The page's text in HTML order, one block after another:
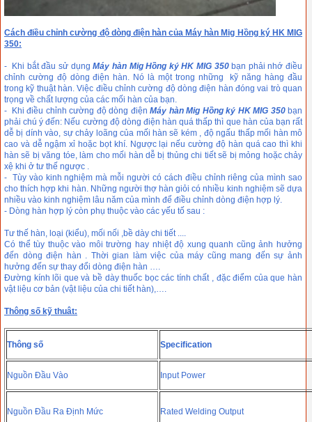
Cách điều chỉnh cường độ dòng điện hàn của Máy hàn Mig Hồng ký HK MIG
350:
- Khi bắt đầu sử dụngMáy hàn Mig Hồng ký HK MIG 350bạn phải nhớ điều
chỉnh cường độ dòng điện hàn. Nó là một trong những kỹ năng hàng đầu
trong kỹ thuật hàn. Việc điều chỉnh cường độ dòng điện hàn đóng vai trò quan
trọng về chất lượng của các mối hàn của bạn.
- Khi điều chỉnh cường độ dòng điệnMáy hàn Mig Hồng ký HK MIG 350bạn
phải chú ý đến: Nếu cường độ dòng điện hàn quá thấp thì que hàn của bạn rất
dễ bị dính vào, sự chảy loãng của mối hàn sẽ kém , độ ngấu thấp mối hàn mô
cao và dễ ngậm xỉ hoặc bọt khí. Ngược lại nếu cường độ hàn quá cao thì khi
hàn sẽ bị văng tóe, làm cho mối hàn dễ bị thủng chi tiết sẽ bị mỏng hoặc chảy
xệ khi ở tư thế ngược .
- Tùy vào kinh nghiệm mà mỗi người có cách điều chỉnh riêng của mình sao
cho thích hợp khi hàn. Những người thợ hàn giỏi có nhiều kinh nghiệm sẽ dựa
nhiều vào kinh nghiệm lâu năm của mình để điều chỉnh dòng điện hợp lý.
- Dòng hàn hợp lý còn phụ thuộc vào các yếu tố sau :
Tư thế hàn, loại (kiểu), mối nối ,bề dày chi tiết ....
Có thể tùy thuộc vào môi trường hay nhiệt độ xung quanh cũng ảnh hưởng
đến dòng điện hàn . Thời gian làm việc của máy cũng mang đến sự ảnh
hưởng đến sự thay đổi dòng điện hàn ….
Đường kính lõi que và bề dày thuốc bọc các tính chất , đặc điểm của que hàn
vật liệu cơ bản (vật liệu của chi tiết hàn),….
Thông số kỹ thuât:
Thông số Specification
Nguồn Đầu Vào Input Power
Nguồn Đầu Ra Định Mức Rated Welding Output